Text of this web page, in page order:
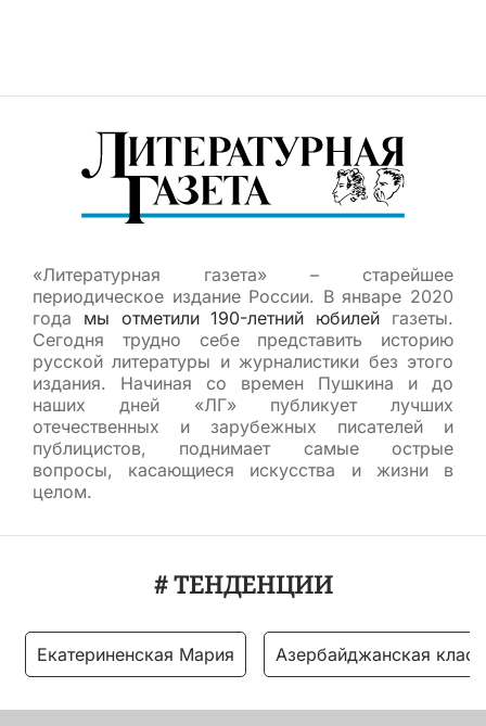
«Литературная газета» – старейшее
периодическое издание России. В январе 2020
года мы отметили 190-летний юбилей газеты.
Сегодня трудно себе представить историю
русской литературы и журналистики без этого
издания. Начиная со времен Пушкина и до
наших дней «ЛГ» публикует лучших
отечественных и зарубежных писателей и
публицистов, поднимает самые острые
вопросы, касающиеся искусства и жизни в
целом.
# ТЕНДЕНЦИИ
Екатериненская Мария Азербайджанская